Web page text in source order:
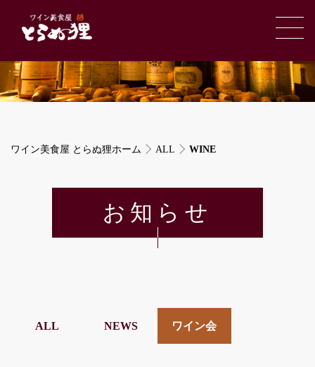
ワイン美食屋 とらぬ狸ホーム ALL WINE
お知らせ
ALL NEWS ワイン会